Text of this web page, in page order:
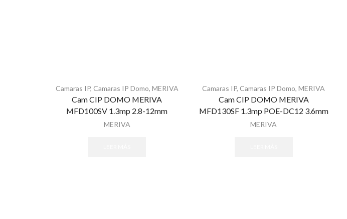
Camaras IP, Camaras IP Domo, MERIVA
Cam CIP DOMO MERIVA
MFD100SV 1.3mp 2.8-12mm
MERIVA
Camaras IP,Camaras IP Domo,MERIVA
Cam CIP DOMO MERIVA
MFD130SF 1.3mp POE-DC12 3.6mm
MERIVA